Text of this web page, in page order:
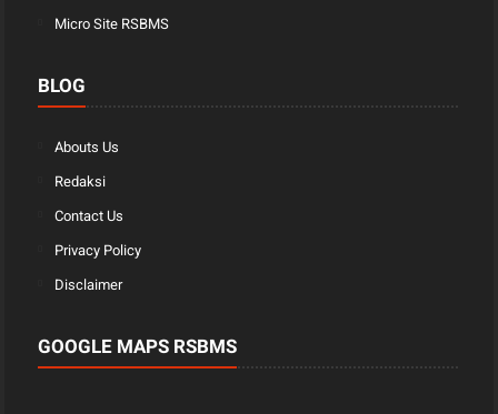
Micro Site RSBMS
BLOG
Abouts Us
Redaksi
Contact Us
Privacy Policy
Disclaimer
GOOGLE MAPS RSBMS